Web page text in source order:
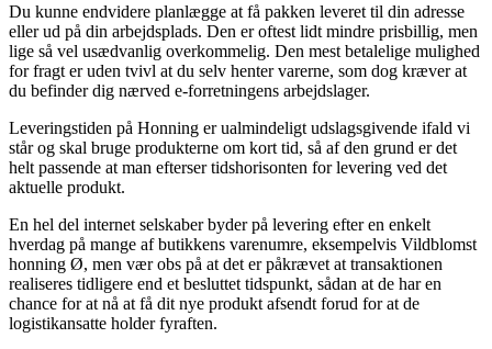
Du kunne endvidere planlægge at få pakken leveret til din adresse
eller ud på din arbejdsplads. Den er oftest lidt mindre prisbillig, men
lige så vel usædvanlig overkommelig. Den mest betalelige mulighed
for fragt er uden tvivl at du selv henter varerne, som dog kræver at
du befinder dig nærved e-forretningens arbejdslager.
Leveringstiden på Honning er ualmindeligt udslagsgivende ifald vi
står og skal bruge produkterne om kort tid, så af den grund er det
helt passende at man efterser tidshorisonten for levering ved det
aktuelle produkt.
En hel del internet selskaber byder på levering efter en enkelt
hverdag på mange af butikkens varenumre, eksempelvis Vildblomst
honning Ø, men vær obs på at det er påkrævet at transaktionen
realiseres tidligere end et besluttet tidspunkt, sådan at de har en
chance for at nå at få dit nye produkt afsendt forud for at de
logistikansatte holder fyraften.